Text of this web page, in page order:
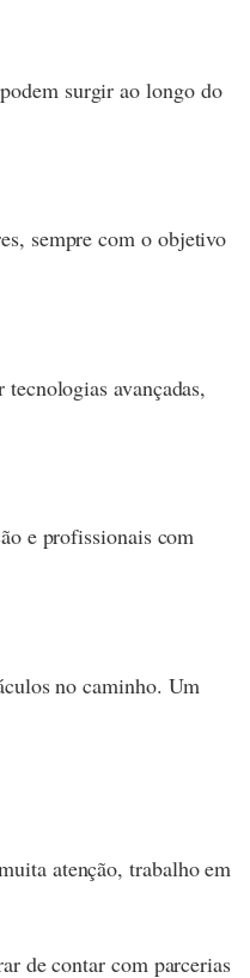
surgir ao longo do
sempre com o objetivo
avançadas,
e profissionais com
no caminho. Um
atenção, trabalho em
de contar com parcerias